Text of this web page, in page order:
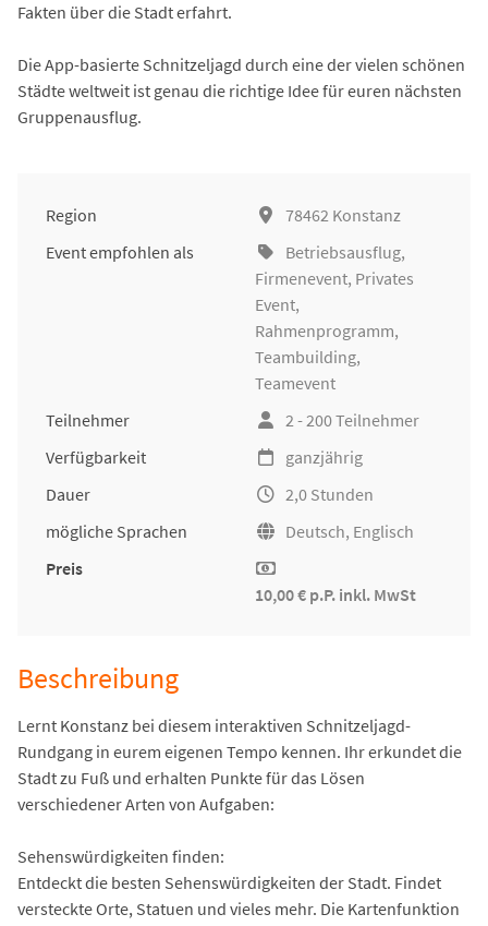
Fakten über die Stadt erfahrt.
Die App-basierte Schnitzeljagd durch eine der vielen schönen
Städte weltweit ist genau die richtige Idee für euren nächsten
Gruppenausflug.
Region
78462 Konstanz
Event empfohlen als
Betriebsausflug,
Firmenevent, Privates
Event,
Rahmenprogramm,
Teambuilding,
Teamevent
Teilnehmer
2 - 200 Teilnehmer
Verfügbarkeit
ganzjährig
Dauer
2,0 Stunden
mögliche Sprachen
Deutsch, Englisch
Preis
10,00 € p.P. inkl. MwSt
Beschreibung
Lernt Konstanz bei diesem interaktiven Schnitzeljagd-
Rundgang in eurem eigenen Tempo kennen. Ihr erkundet die
Stadt zu Fuß und erhalten Punkte für das Lösen
verschiedener Arten von Aufgaben:
Sehenswürdigkeiten finden:
Entdeckt die besten Sehenswürdigkeiten der Stadt. Findet
versteckte Orte, Statuen und vieles mehr. Die Kartenfunktion